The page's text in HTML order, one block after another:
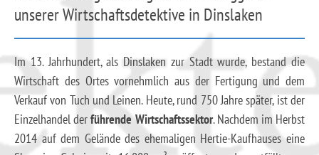
unserer Wirtschaftsdetektive in Dinslaken
Im 13. Jahrhundert, als Dinslaken zur Stadt wurde, bestand die
Wirtschaft des Ortes vornehmlich aus der Fertigung und dem
Verkauf von Tuch und Leinen. Heute, rund 750 Jahre später, ist der
Einzelhandel derführende Wirtschaftssektor. Nachdem im Herbst
2014 auf dem Gelände des ehemaligen Hertie-Kaufhauses eine